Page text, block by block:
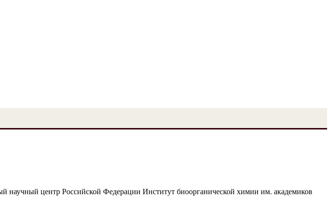
научный центр Российской Федерации Институт биоорганической химии им. академиков